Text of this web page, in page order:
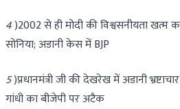
4)2002 से ही मोदी की विश्वसनीयता
सोनिया; अडानी केस में BJP
5)प्रधानमंत्री जी की देखरेख में अडानी
गांधी का बीजेपी पर अटैक